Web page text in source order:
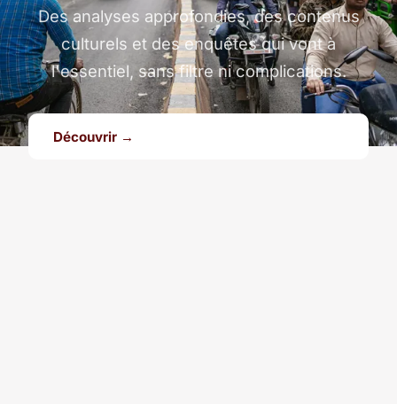
Des analyses approfondies, des contenus
culturels et des enquêtes qui vont à
l'essentiel, sans filtre ni complications.
Découvrir →